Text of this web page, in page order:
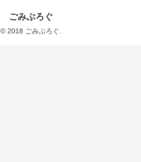
ごみぶろぐ
© 2018 ごみぶろぐ.